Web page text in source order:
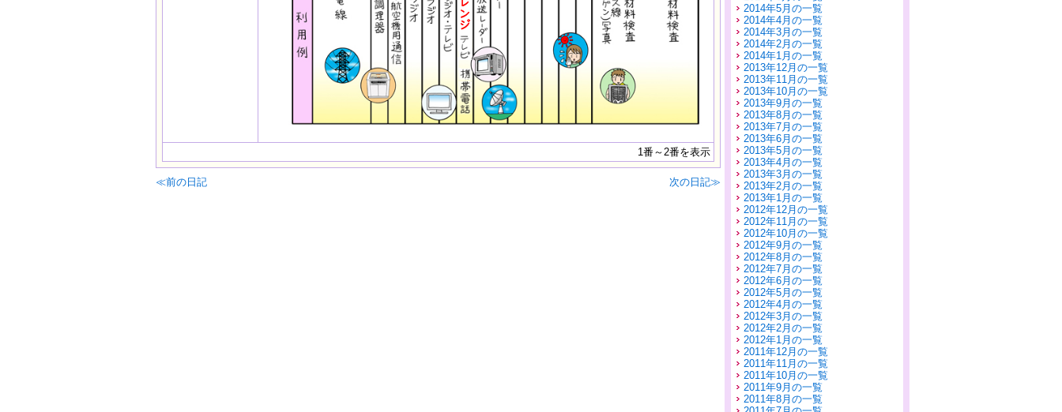
1番～2番を表示
≪前の日記 次の日記≫
2014年5月の一覧
2014年4月の一覧
2014年3月の一覧
2014年2月の一覧
2014年1月の一覧
2013年12月の一覧
2013年11月の一覧
2013年10月の一覧
2013年9月の一覧
2013年8月の一覧
2013年7月の一覧
2013年6月の一覧
2013年5月の一覧
2013年4月の一覧
2013年3月の一覧
2013年2月の一覧
2013年1月の一覧
2012年12月の一覧
2012年11月の一覧
2012年10月の一覧
2012年9月の一覧
2012年8月の一覧
2012年7月の一覧
2012年6月の一覧
2012年5月の一覧
2012年4月の一覧
2012年3月の一覧
2012年2月の一覧
2012年1月の一覧
2011年12月の一覧
2011年11月の一覧
2011年10月の一覧
2011年9月の一覧
2011年8月の一覧